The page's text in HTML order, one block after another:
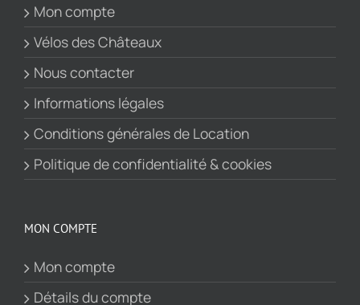
Mon compte
Vélos des Châteaux
Nous contacter
Informations légales
Conditions générales de Location
Politique de confidentialité & cookies
MON COMPTE
Mon compte
Détails du compte